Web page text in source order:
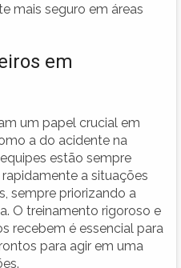
mais seguro em áreas
em
um papel crucial em
a do acidente na
estão sempre
a situações
sempre priorizando a
O treinamento rigoroso e
recebem é essencial para
para agir em uma